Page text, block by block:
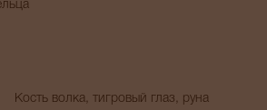
Кость волка, тигровый глаз, руна